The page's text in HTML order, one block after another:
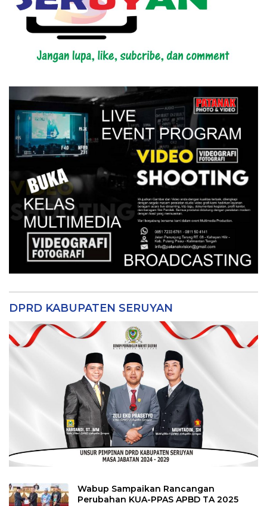
DPRD KABUPATEN SERUYAN
Wabup Sampaikan Rancangan
Perubahan KUA-PPAS APBD TA 2025